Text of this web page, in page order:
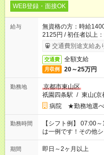
WEB登録・面接OK
給与
無資格の方：時給
2125円 / 初任者以上
交通費別途支給あ
交通費 全額支給
月収例 20～25万円
勤務地
京都市東山区
祇園四条駅 / 東山(京
病院 ★勤務地選べ
勤務時間
【シフト例】 07:00～
は一例です！その他
期間 即日～2ヶ月以上